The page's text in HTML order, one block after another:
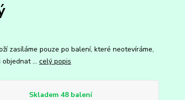
zasíláme pouze po balení, které neotevíráme,
... celý popis
Skladem 48 balení